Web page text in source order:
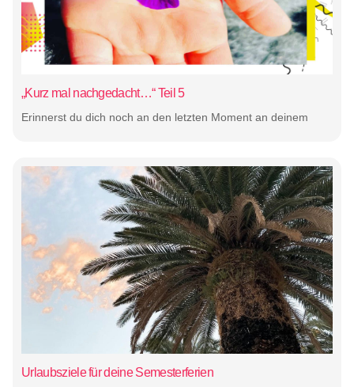
„Kurz mal nachgedacht…“ Teil 5
Erinnerst du dich noch an den letzten Moment an deinem
Urlaubsziele für deine Semesterferien